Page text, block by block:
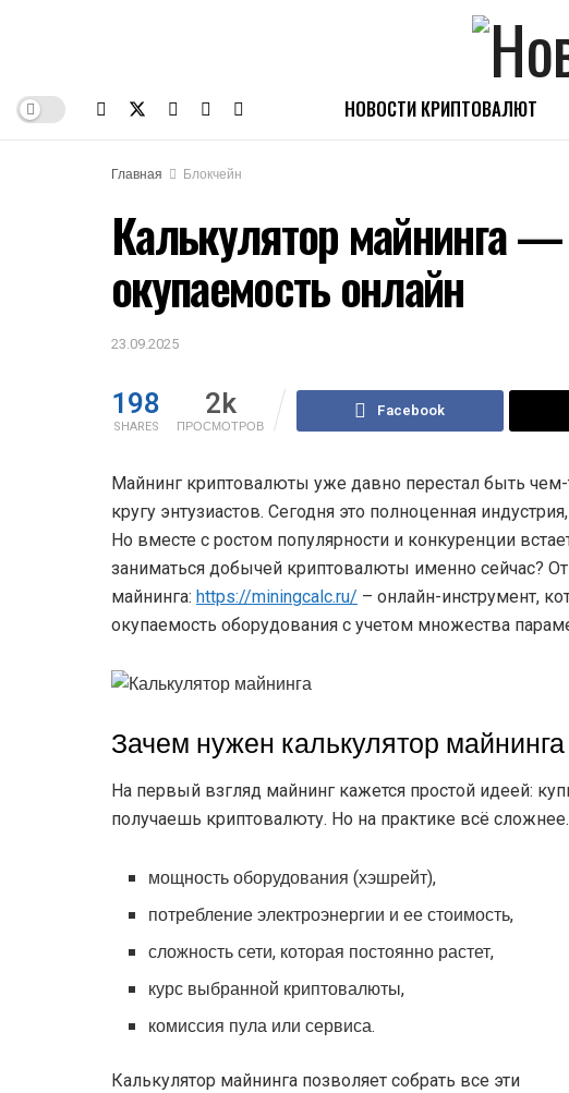
НОВОСТИ КРИПТОВАЛЮТ
Главная
Блокчейн
Калькулятор майнинга
окупаемость онлайн
23.09.2025
198
SHARES
2k
ПРОСМОТРОВ
Facebook
Майнинг криптовалюты уже давно перестал быть
кругу энтузиастов. Сегодня это полноценная
Но вместе с ростом популярности и конкуренции
заниматься добычей криптовалюты именно сейчас?
майнинга: https://miningcalc.ru/ – онлайн-инструмент,
окупаемость оборудования с учетом множества
Зачем нужен калькулятор майнинга
На первый взгляд майнинг кажется простой идеей:
получаешь криптовалюту. Но на практике всё
мощность оборудования (хэшрейт),
потребление электроэнергии и ее стоимость,
сложность сети, которая постоянно растет,
курс выбранной криптовалюты,
комиссия пула или сервиса.
Калькулятор майнинга позволяет собрать все эти